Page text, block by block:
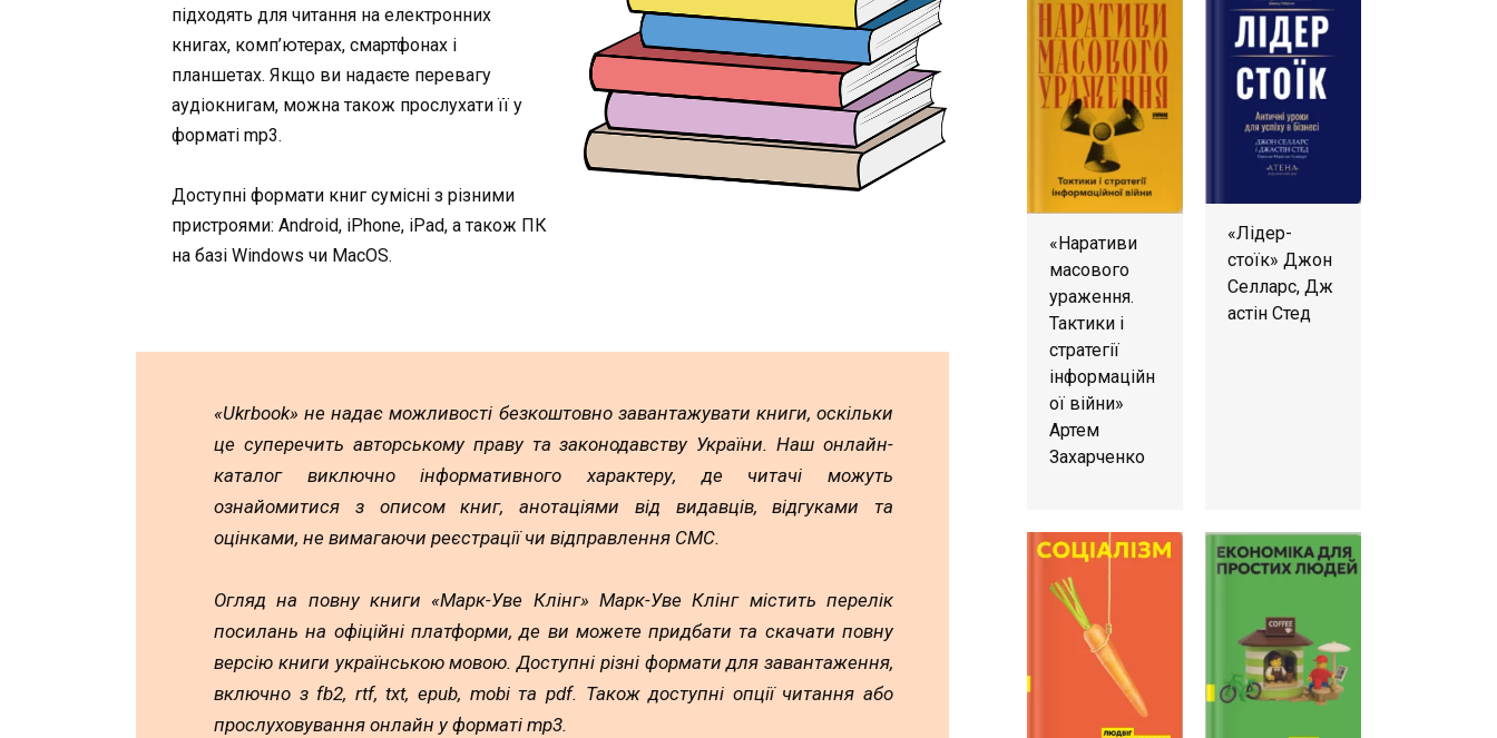
підходять для читання на електронних
книгах, комп’ютерах, смартфонах і
планшетах. Якщо ви надаєте перевагу
аудіокнигам, можна також прослухати її у
форматі mp3.
Доступні формати книг сумісні з різними
пристроями: Android, iPhone, iPad, а також ПК
на базі Windows чи MacOS.
«Ukrbook» не надає можливості безкоштовно завантажувати книги, оскільки
це суперечить авторському праву та законодавству України. Наш онлайн-
каталог виключно інформативного характеру, де читачі можуть
ознайомитися з описом книг, анотаціями від видавців, відгуками та
оцінками, не вимагаючи реєстрації чи відправлення СМС.
Огляд на повну книги «Марк-Уве Клінг» Марк-Уве Клінг містить перелік
посилань на офіційні платформи, де ви можете придбати та скачати повну
версію книги українською мовою. Доступні різні формати для завантаження,
включно з fb2, rtf, txt, epub, mobi та pdf. Також доступні опції читання або
прослуховування онлайн у форматі mp3.
«Наративи
масового
ураження.
Тактики і
стратегії
інформаційн
ої війни»
Артем
Захарченко
«Лідер-
стоїк» Джон
Селларс, Дж
астін Стед